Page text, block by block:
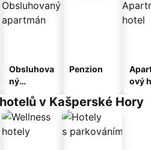
Obsluhova
ný
Penzion
ový
v Kašperské Hory